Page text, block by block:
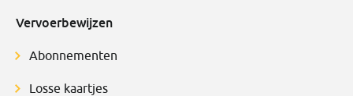
Vervoerbewijzen
Abonnementen
Losse kaartjes